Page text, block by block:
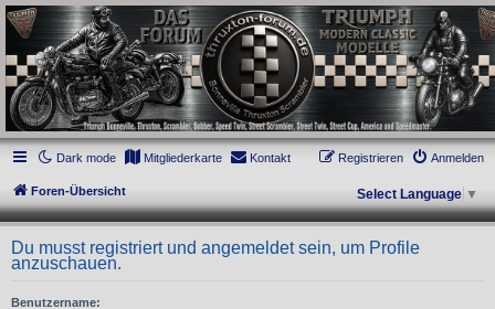
thruxton-forum.de
DAS FORUM! Alles rund um die Triumph Modern Classic Modelle. Das Forum für
die New Bonneville Baureihen ab BJ 2001. Triumph Bonneville, Thruxton,
Scrambler, Bobber, Speed Twin, Street Scrambler, Street Twin, Street Cup, America
und Speedmaster.
Dark mode
Mitgliederkarte Kontakt Anmelden
Registrieren
Foren-Übersicht Select Language ▼
Du musst registriert und angemeldet sein, um Profile
anzuschauen.
Benutzername: